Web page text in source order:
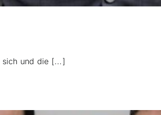
sich und die [...]